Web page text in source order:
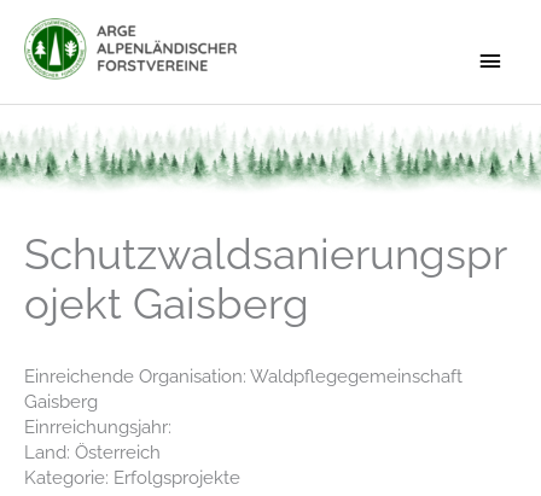
Inhalt
springen
Schutzwaldsanierungspr
ojekt Gaisberg
Einreichende Organisation: Waldpflegegemeinschaft
Gaisberg
Einrreichungsjahr:
Land: Österreich
Kategorie: Erfolgsprojekte